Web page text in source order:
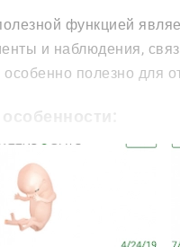
функцией
и наблюдения,
полезно для
календарь.
срока.
заметок.